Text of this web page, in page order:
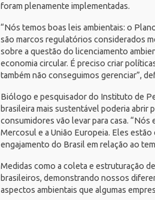
foram plenamente implementadas.
“Nós temos boas leis ambientais: o
são marcos regulatórios considerados
sobre a questão do licenciamento
economia circular. É preciso criar
também não conseguimos gerenciar”,
Biólogo e pesquisador do Instituto de
brasileira mais sustentável poderia abrir
consumidores vão levar para casa.
Mercosul e a União Europeia. Eles estão
engajamento do Brasil em relação ao
Medidas como a coleta e estruturação
brasileiros, demonstrando nossos
aspectos ambientais que algumas